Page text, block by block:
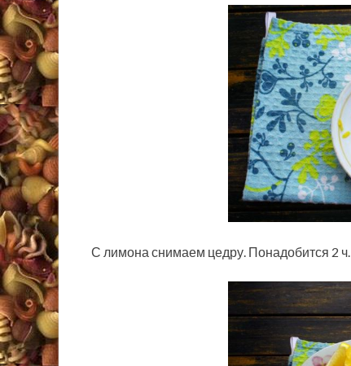
С лимона снимаем цедру. Понадобится 2 ч.